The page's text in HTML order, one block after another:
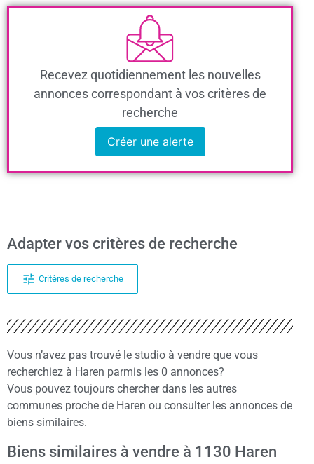
Recevez quotidiennement les nouvelles
annonces correspondant à vos critères de
recherche
Créer une alerte
Adapter vos critères de recherche
Critères de recherche
Vous n’avez pas trouvé le studio à vendre que vous
recherchiez à Haren parmis les 0 annonces?
Vous pouvez toujours chercher dans les autres
communes proche de Haren ou consulter les annonces de
biens similaires.
Biens similaires à vendre à 1130 Haren